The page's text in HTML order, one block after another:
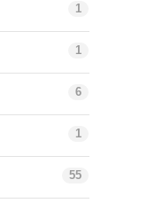
1
1
6
1
55